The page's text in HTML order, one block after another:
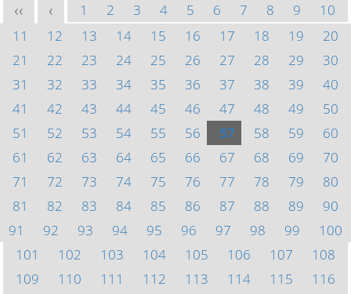
<< < 1 2 3 4 5 6 7 8 9
10
11
12 13 14 15 16 17 18 19
20
21
22 23 24 25 26 27 28 29
30
31
32 33 34 35 36 37 38 39
40
41
42 43 44 45 46 47 48 49
50
51
52 53 54 55 56 57 58 59
60
61
62 63 64 65 66 67 68 69
70
71
72 73 74 75 76 77 78 79
80
81
82 83 84 85 86 87 88 89
90
91
92 93 94 95 96 97 98 99
100
101
102 103 104 105 106 107
108
109
110 111 112 113 114 115
116